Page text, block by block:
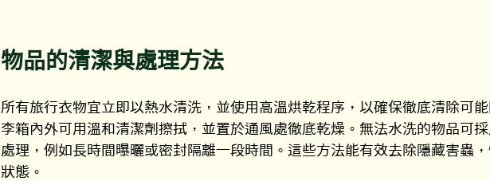
物品的清潔與處理方法
所有旅行衣物宜立即以熱水清洗，並使用高溫烘乾程序，以確保徹底清除可
李箱內外可用溫和清潔劑擦拭，並置於通風處徹底乾燥。無法水洗的物品可
處理，例如長時間曝曬或密封隔離一段時間。這些方法能有效去除隱藏害蟲
狀態。